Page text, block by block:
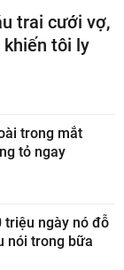
trai cưới vợ,
tôi ly
trong mắt
tỏ ngay
triệu ngày nó đỗ
nói trong bữa